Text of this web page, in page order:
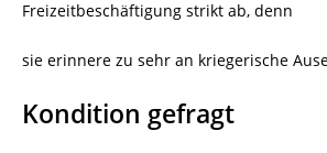
Freizeitbeschäftigung strikt ab, denn
sie erinnere zu sehr an kriegerische
Kondition gefragt